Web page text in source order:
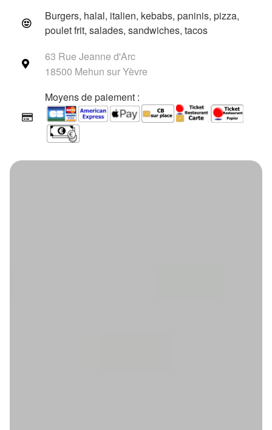
Burgers, halal, italien, kebabs, paninis, pizza,
poulet frit, salades, sandwiches, tacos
63 Rue Jeanne d'Arc
18500 Mehun sur Yèvre
Moyens de paiement :